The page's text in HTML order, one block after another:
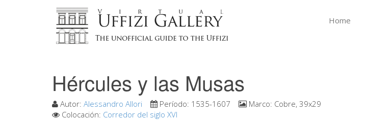
Home
Hércules y las Musas
Autor: Alessandro Allori Período: 1535-1607 Marco: Cobre, 39x29
Colocación: Corredor del siglo XVI